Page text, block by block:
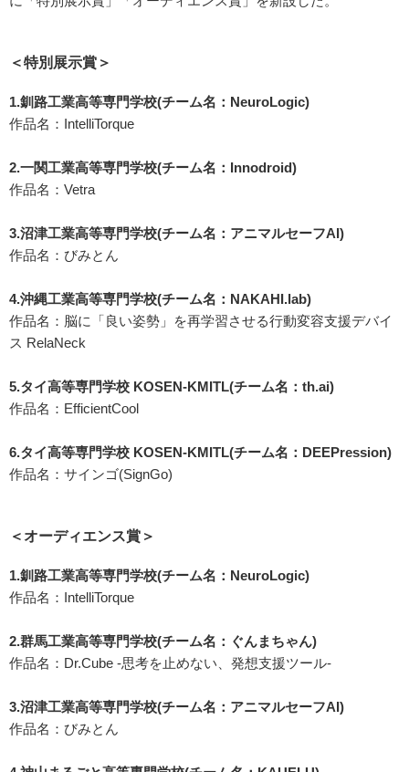
＜特別展示賞＞
1.釧路工業高等専門学校(チーム名：NeuroLogic)
作品名：IntelliTorque
2.一関工業高等専門学校(チーム名：Innodroid)
作品名：Vetra
3.沼津工業高等専門学校(チーム名：アニマルセーフAI)
作品名：びみとん
4.沖縄工業高等専門学校(チーム名：NAKAHI.lab)
作品名：脳に「良い姿勢」を再学習させる行動変容支援デバイ
ス RelaNeck
5.タイ高等専門学校 KOSEN-KMITL(チーム名：th.ai)
作品名：EfficientCool
6.タイ高等専門学校 KOSEN-KMITL(チーム名：DEEPression)
作品名：サインゴ(SignGo)
＜オーディエンス賞＞
1.釧路工業高等専門学校(チーム名：NeuroLogic)
作品名：IntelliTorque
2.群馬工業高等専門学校(チーム名：ぐんまちゃん)
作品名：Dr.Cube -思考を止めない、発想支援ツール-
3.沼津工業高等専門学校(チーム名：アニマルセーフAI)
作品名：びみとん